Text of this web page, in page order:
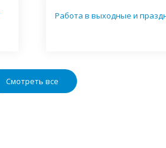
Работа в выходные и
Смотреть все